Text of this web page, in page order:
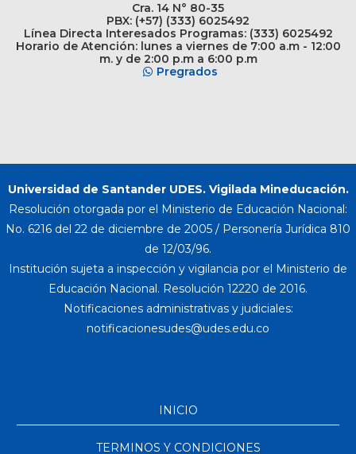
Cra. 14 N° 80-35
PBX: (+57) (333) 6025492
Línea Directa Interesados Programas: (333) 6025492
Horario de Atención: lunes a viernes de 7:00 a.m - 12:00
m. y de 2:00 p.m a 6:00 p.m
Pregrados
Universidad de Santander UDES. Vigilada Mineducación.
Resolución otorgada por el Ministerio de Educación Nacional:
No. 6216 del 22 de diciembre de 2005 / Personería Jurídica 810
de 12/03/96.
Institución sujeta a inspección y vigilancia por el Ministerio de
Educación Nacional. Resolución 12220 de 2016.
Notificaciones administrativas y judiciales:
INICIO
TERMINOS Y CONDICIONES